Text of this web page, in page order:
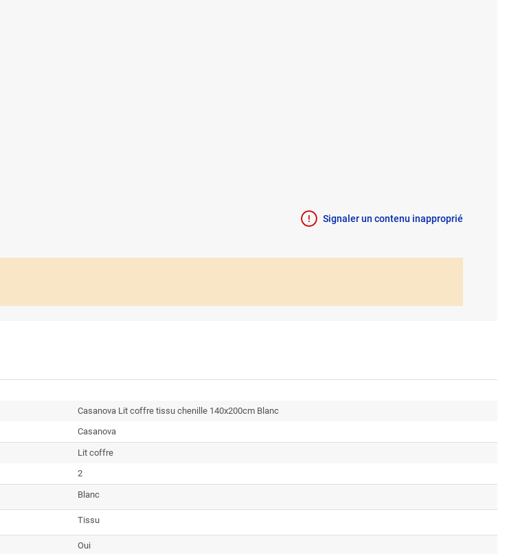
Signaler un contenu inapproprié
Casanova Lit coffre tissu chenille 140x200cm Blanc
Casanova
Lit coffre
2
Blanc
Tissu
Oui